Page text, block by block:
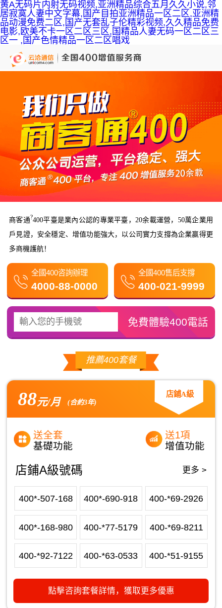
黄A无码片内射无码视频,亚洲精品综合五月久久小说,邻
居寂寞人妻中文字幕,国产目拍亚洲精品一区二区,亚洲精
品动漫免费二区,国产无套乱子伦精彩视频,久久精品免费
电影,欧美不卡一区二区三区,国精品人妻无码一区二区三
区一 ,国产色情精品一区二区唱戏
商客通?400平臺是業內公認的專業平臺，20余載運營，50萬企業用
戶見證，安全穩定、增值功能強大，以公司實力支撐為企業贏得更
多商機護航！
全國400咨詢辦理
4000-88-0000
全國400售后支撐
400-021-9999
推薦400套餐
88元/月 (合約3年)
店鋪A級
送全套
基礎功能
送1項
增值功能
店鋪A級號碼 更多 >
400*-507-168 400*-690-918 400-*69-2926
400*-168-980 400-*77-5179 400-*69-8211
400-*92-7122 400-*63-0533 400-*51-9155
點擊咨詢套餐詳情，獲取更多優惠